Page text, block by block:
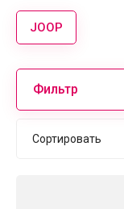
JOOP
Фильтр
Сортировать